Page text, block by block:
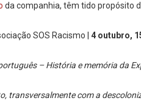
da companhia, têm tido propósito
SOS Racismo | 4 outubro,
– História e memória da
transversalmente com a